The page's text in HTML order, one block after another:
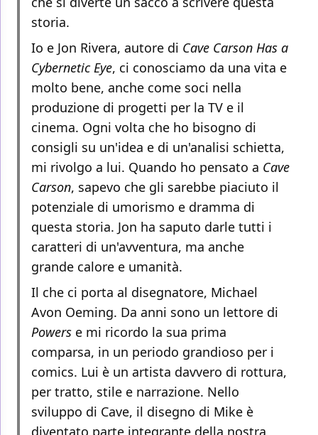
storia.
Io e Jon Rivera, autore di Cave Carson Has a
Cybernetic Eye, ci conosciamo da una vita e
molto bene, anche come soci nella
produzione di progetti per la TV e il
cinema. Ogni volta che ho bisogno di
consigli su un'idea e di un'analisi schietta,
mi rivolgo a lui. Quando ho pensato a Cave
Carson, sapevo che gli sarebbe piaciuto il
potenziale di umorismo e dramma di
questa storia. Jon ha saputo darle tutti i
caratteri di un'avventura, ma anche
grande calore e umanità.
Il che ci porta al disegnatore, Michael
Avon Oeming. Da anni sono un lettore di
Powers e mi ricordo la sua prima
comparsa, in un periodo grandioso per i
comics. Lui è un artista davvero di rottura,
per tratto, stile e narrazione. Nello
sviluppo di Cave, il disegno di Mike è
diventato parte integrante della nostra